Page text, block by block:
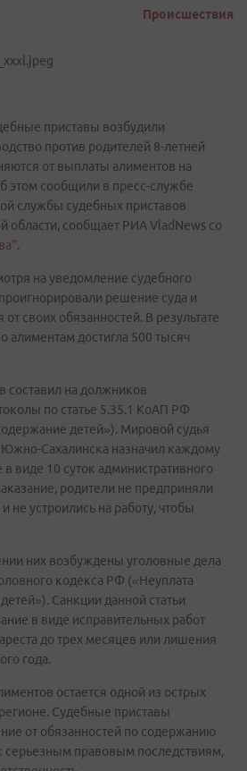
Происшествия
приставы возбудили
против родителей 8-летней
от выплаты алиментов на
этом сообщили в пресс-службе
службы судебных приставов
области, сообщает РИА VladNews со
.
на уведомление судебного
решение суда и
своих обязанностей. В результате
алиментам достигла 500 тысяч
составил на должников
по статье 5.35.1 КоАП РФ
детей»). Мировой судья
Южно-Сахалинска назначил каждому
виде 10 суток административного
родители не предприняли
не устроились на работу, чтобы
них возбуждены уголовные дела
кодекса РФ («Неуплата
Санкции данной статьи
в виде исправительных работ
до трех месяцев или лишения
года.
остается одной из острых
Судебные приставы
от обязанностей по содержанию
серьезным правовым последствиям,